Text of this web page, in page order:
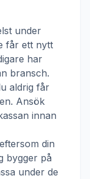
under
får ett nytt
har
bransch.
aldrig får
Ansök
innan
din
bygger på
under de